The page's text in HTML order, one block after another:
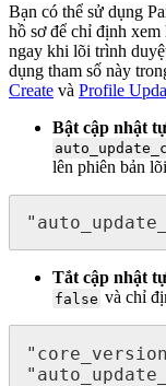
Bạn có thể sử dụng
hồ sơ để chỉ định
ngay khi lõi trình
dụng tham số này
Create và Profile
Bật cập nhật
lên phiên bản
Tắt cập nhật
false và chỉ